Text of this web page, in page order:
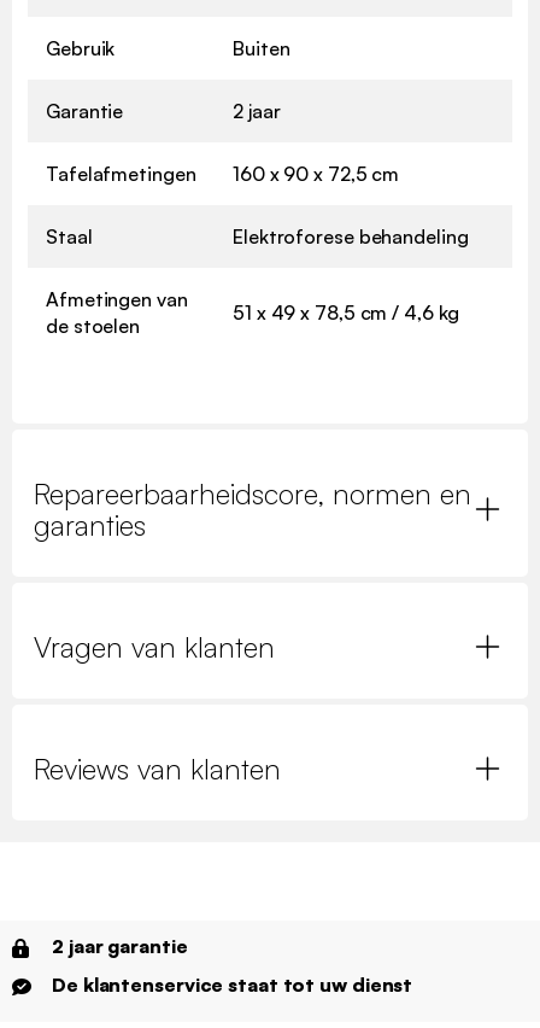
Gebruik Buiten
Garantie 2 jaar
Tafelafmetingen 160 x 90 x 72,5 cm
Staal Elektroforese behandeling
Afmetingen van
de stoelen
51 x 49 x 78,5 cm / 4,6 kg
Repareerbaarheidscore, normen en
garanties
Vragen van klanten
Reviews van klanten
2 jaar garantie
De klantenservice staat tot uw dienst